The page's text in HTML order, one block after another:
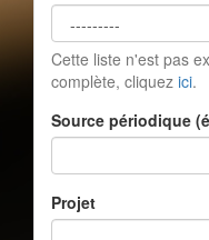
Cette liste n'est pas
complète, cliquez ici.
Source périodique
Projet